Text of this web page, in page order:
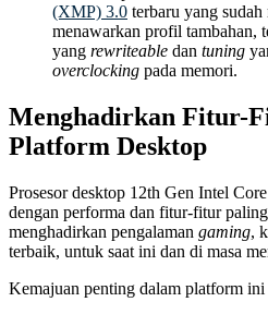
(XMP) 3.0 terbaru yang
menawarkan profil tambahan,
yang rewriteable dan tuning
overclocking pada memori.
Menghadirkan Fitur-
Platform Desktop
Prosesor desktop 12th Gen Intel
dengan performa dan fitur-fitur
menghadirkan pengalaman gaming,
terbaik, untuk saat ini dan di masa
Kemajuan penting dalam platform